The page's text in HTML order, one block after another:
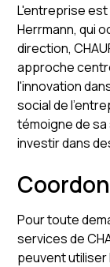
L'entreprise
Herrmann, qui
direction,
approche
l'innovation
social de
témoigne de
investir dans
Pour toute
services de
peuvent